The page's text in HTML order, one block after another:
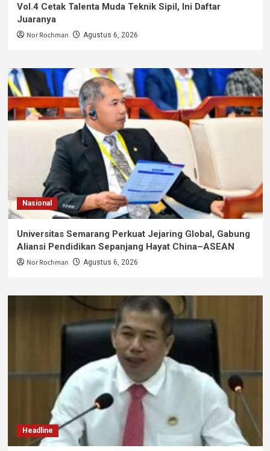
Vol.4 Cetak Talenta Muda Teknik Sipil, Ini Daftar
Juaranya
Nor Rochman Agustus 6, 2026
Nasional
Universitas Semarang Perkuat Jejaring Global, Gabung
Aliansi Pendidikan Sepanjang Hayat China–ASEAN
Nor Rochman Agustus 6, 2026
Headline